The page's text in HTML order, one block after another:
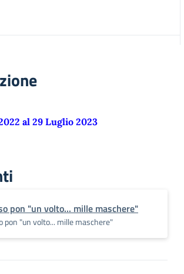
al 29 Luglio 2023
pon "un volto... mille maschere"
pon "un volto... mille maschere"